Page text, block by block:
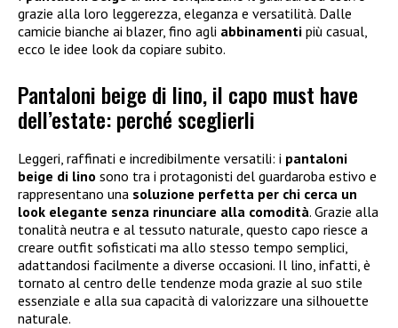
grazie alla loro leggerezza, eleganza e versatilità. Dalle
camicie bianche ai blazer, fino agli abbinamenti più casual,
ecco le idee look da copiare subito.
Pantaloni beige di lino, il capo must have
dell’estate: perché sceglierli
Leggeri, raffinati e incredibilmente versatili: i pantaloni
beige di lino sono tra i protagonisti del guardaroba estivo e
rappresentano una soluzione perfetta per chi cerca un
look elegante senza rinunciare alla comodità. Grazie alla
tonalità neutra e al tessuto naturale, questo capo riesce a
creare outfit sofisticati ma allo stesso tempo semplici,
adattandosi facilmente a diverse occasioni. Il lino, infatti, è
tornato al centro delle tendenze moda grazie al suo stile
essenziale e alla sua capacità di valorizzare una silhouette
naturale.